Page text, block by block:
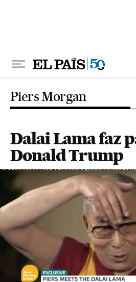
Piers Morgan
Dalai Lama faz
Donald Trump